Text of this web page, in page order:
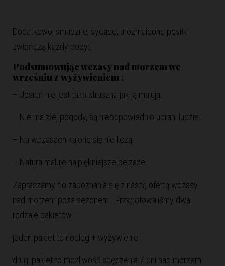
Dodatkowo, smaczne, sycące, urozmaicone posiłki
zwieńczą każdy pobyt.
Podsumowując wczasy nad morzem we
wrześniu z wyżywieniem :
– Jesień nie jest taka straszna jak ją malują.
– Nie ma złej pogody, są nieodpowiednio ubrani ludzie.
– Na wczasach kalorie się nie liczą.
– Natura maluje najpiękniejsze pejzaże.
Zapraszamy do zapoznania się z naszą ofertą wczasy
nad morzem poza sezonem . Przygotowaliśmy dwa
rodzaje pakietów :
jeden pakiet to nocleg + wyżywienie
drugi pakiet to możliwość spędzenia 7 dni nad morzem